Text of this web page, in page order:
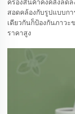
ครองสินค้าคงคลังลด
สอดคล้องกับรูปแบบก
เดียวกันก็ป้องกันภาวะ
ราคาสูง